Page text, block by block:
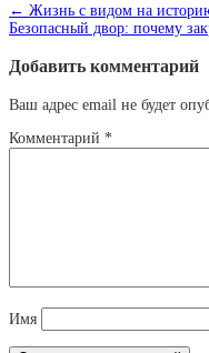
← Жизнь с видом на
Безопасный двор: почему
Добавить комментарий
Ваш адрес email не будет
Комментарий *
Имя